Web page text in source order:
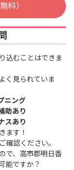
料）
込むことはできま
く見られていま
ニング
助あり
スあり
ます！
確認ください。
で、高市郡明日香
能ですか？